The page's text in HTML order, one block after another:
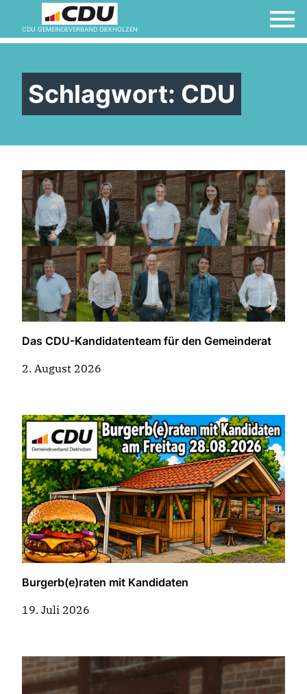
CDU GEMEINDEVERBAND DIEKHOLZEN
Schlagwort: CDU
Das CDU-Kandidatenteam für den Gemeinderat
2. August 2026
Burgerb(e)raten mit Kandidaten
19. Juli 2026